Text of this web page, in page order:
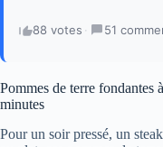
88 votes · 51
Pommes de terre fondantes
minutes
Pour un soir pressé, un